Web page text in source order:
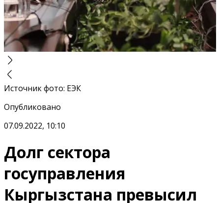
Источник фото: ЕЭК
Опубликовано
07.09.2022, 10:10
Долг сектора
госуправления
Кыргызстана превысил